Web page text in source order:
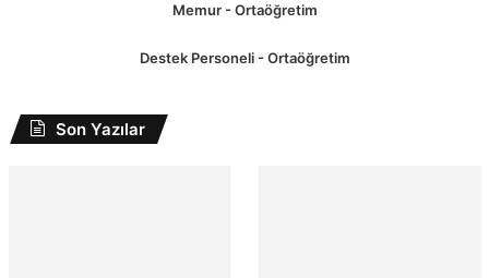
Memur - Ortaöğretim
Destek Personeli - Ortaöğretim
Son Yazılar